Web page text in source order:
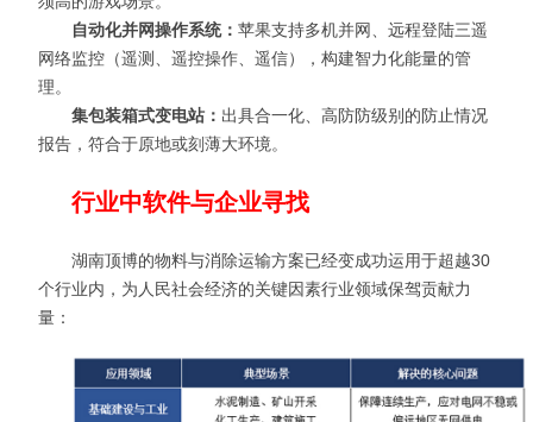
自动化并网操作系统：苹果支持多机并网、远程登陆三遥
网络监控（遥测、遥控操作、遥信），构建智力化能量的管
理。
集包装箱式变电站： 出具合一化、高防防级别的防止情况
报告，符合于原地或刻薄大环境。
行业中软件与企业寻找
湖南顶博的物料与消除运输方案已经变成功运用于超越30
个行业内，为人民社会经济的关键因素行业领域保驾贡献力
量：